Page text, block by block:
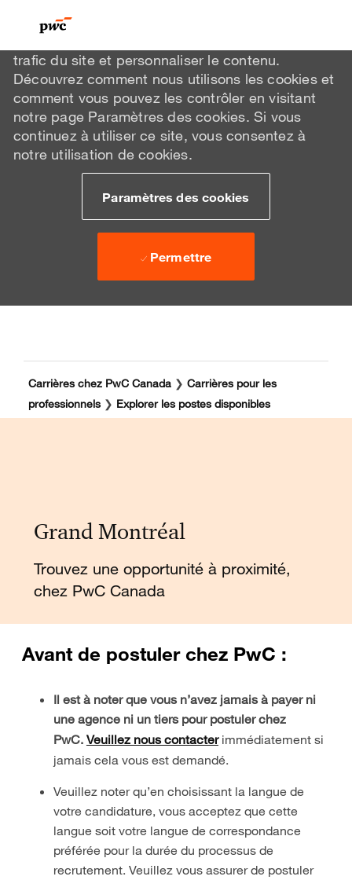
Nous utilisons des cookies pour vous offrir une
trafic du site et personnaliser le contenu.
Découvrez comment nous utilisons les cookies et
comment vous pouvez les contrôler en visitant
notre page Paramètres des cookies. Si vous
continuez à utiliser ce site, vous consentez à
notre utilisation de cookies.
Paramètres des cookies
Permettre
Carrières chez PwC Canada ❯ Carrières pour les
professionnels❯ Explorer les postes disponibles
Grand Montréal
Trouvez une opportunité à proximité,
chez PwC Canada
Avant de postuler chez PwC :
Il est à noter que vous n’avez jamais à payer ni
une agence ni un tiers pour postuler chez
PwC. Veuillez nouscontacterimmédiatement si
jamais cela vous est demandé.
Veuillez noter qu’en choisissant la langue de
votre candidature, vous acceptez que cette
langue soit votre langue de correspondance
préférée pour la durée du processus de
recrutement. Veuillez vous assurer de postuler